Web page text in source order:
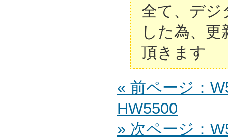
全て、デジ
した為、
頂きます
« 前ページ：
HW5500
» 次ページ：